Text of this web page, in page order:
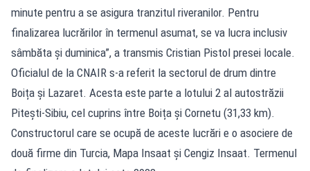
minute pentru a se asigura tranzitul riveranilor. Pentru
finalizarea lucrărilor în termenul asumat, se va lucra inclusiv
sâmbăta și duminica”, a transmis Cristian Pistol presei locale.
Oficialul de la CNAIR s-a referit la sectorul de drum dintre
Boița și Lazaret. Acesta este parte a lotului 2 al autostrăzii
Pitești-Sibiu, cel cuprins între Boița și Cornetu (31,33 km).
Constructorul care se ocupă de aceste lucrări e o asociere de
două firme din Turcia, Mapa Insaat și Cengiz Insaat. Termenul